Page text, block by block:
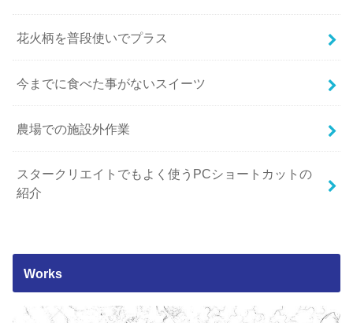
花火柄を普段使いでプラス
今までに食べた事がないスイーツ
農場での施設外作業
スタークリエイトでもよく使うPCショートカットの
紹介
Works